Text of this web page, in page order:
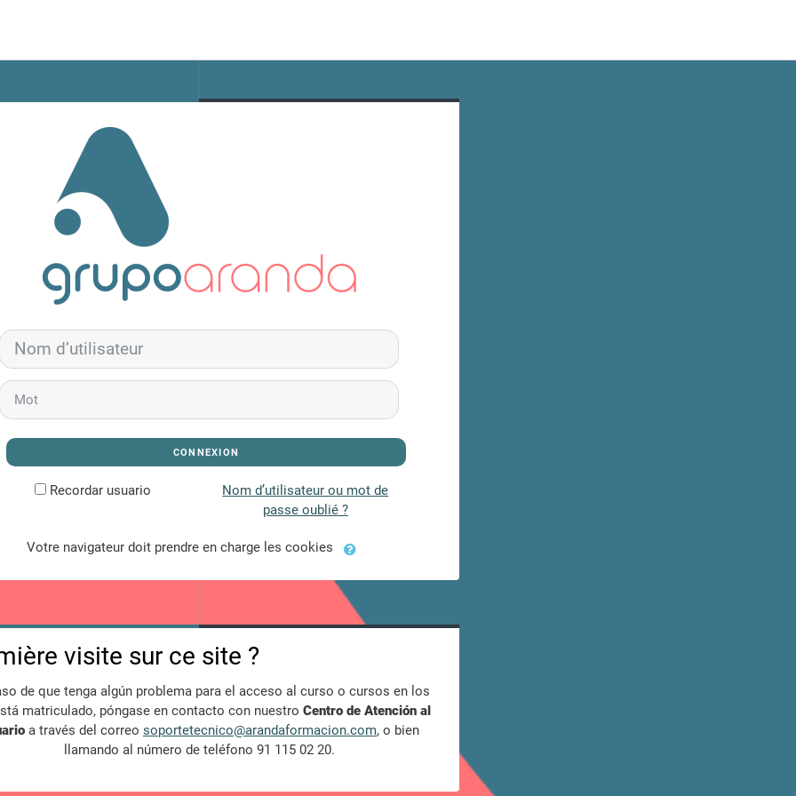
Nom d’utilisateur
Mot de passe
CONNEXION
Recordar usuario
Nom d’utilisateur ou mot de
passe oublié ?
Votre navigateur doit prendre en charge les cookies
visite sur ce site ?
de que tenga algún problema para el acceso al curso o cursos en los
matriculado, póngase en contacto con nuestro Centro de Atención al
a través del correo soportetecnico@arandaformacion.com, o bien
llamando al número de teléfono 91 115 02 20.